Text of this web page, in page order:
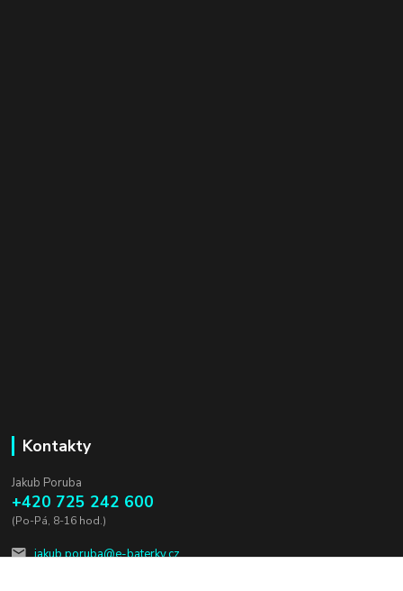
Kontakty
Jakub Poruba
+420 725 242 600
(Po-Pá, 8-16 hod.)
jakub.poruba@e-baterky.cz